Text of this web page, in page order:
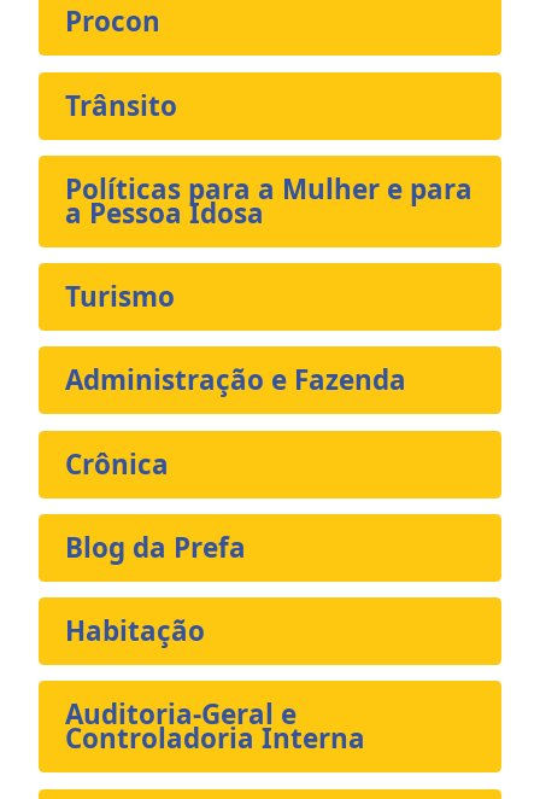
Procon
Trânsito
Políticas para a Mulher e para
a Pessoa Idosa
Turismo
Administração e Fazenda
Crônica
Blog da Prefa
Habitação
Auditoria-Geral e
Controladoria Interna